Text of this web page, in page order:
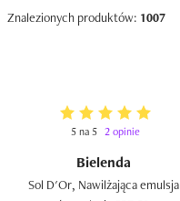
Znalezionych produktów: 1007
5 na 5 2 opinie
Bielenda
Sol D'Or, Nawilżająca emulsja